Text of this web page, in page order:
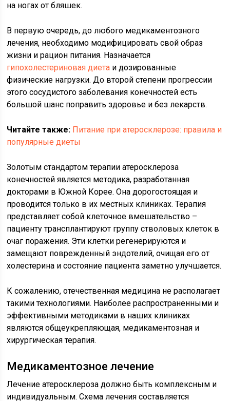
на ногах от бляшек.
В первую очередь, до любого медикаментозного
лечения, необходимо модифицировать свой образ
жизни и рацион питания. Назначается
гипохолестериновая диета и дозированные
физические нагрузки. До второй степени прогрессии
этого сосудистого заболевания конечностей есть
большой шанс поправить здоровье и без лекарств.
Читайте также: Питание при атеросклерозе: правила и
популярные диеты
Золотым стандартом терапии атеросклероза
конечностей является методика, разработанная
докторами в Южной Корее. Она дорогостоящая и
проводится только в их местных клиниках. Терапия
представляет собой клеточное вмешательство –
пациенту трансплантируют группу стволовых клеток в
очаг поражения. Эти клетки регенерируются и
замещают поврежденный эндотелий, очищая его от
холестерина и состояние пациента заметно улучшается.
К сожалению, отечественная медицина не располагает
такими технологиями. Наиболее распространенными и
эффективными методиками в наших клиниках
являются общеукрепляющая, медикаментозная и
хирургическая терапия.
Медикаментозное лечение
Лечение атеросклероза должно быть комплексным и
индивидуальным. Схема лечения составляется